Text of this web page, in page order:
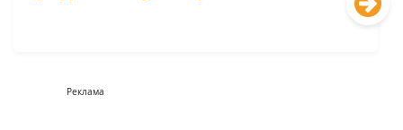
Реклама